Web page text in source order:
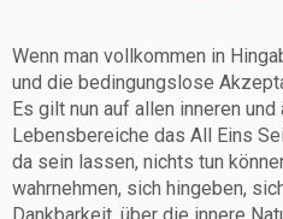
Wenn man vollkommen in
und die bedingungslose
Es gilt nun auf allen inneren
Lebensbereiche das All Eins
da sein lassen, nichts tun
wahrnehmen, sich hingeben,